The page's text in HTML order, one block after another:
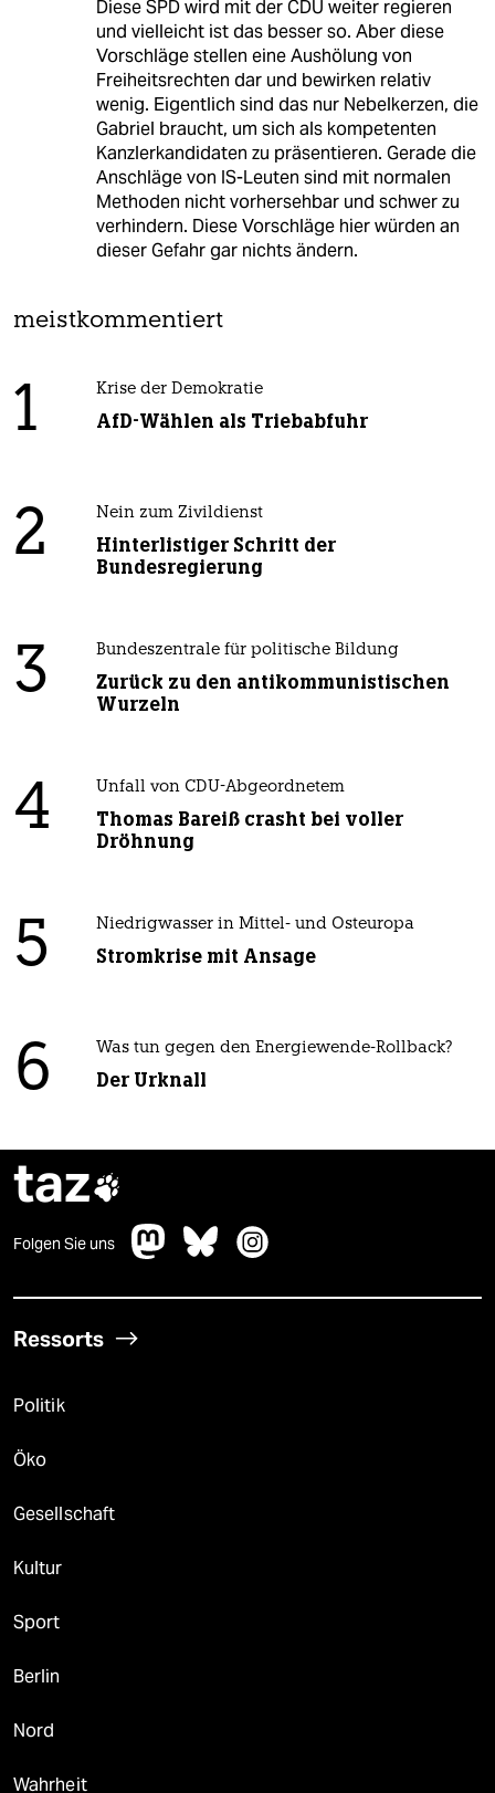
Diese SPD wird mit der CDU weiter regieren
und vielleicht ist das besser so. Aber diese
Vorschläge stellen eine Aushölung von
Freiheitsrechten dar und bewirken relativ
wenig. Eigentlich sind das nur Nebelkerzen, die
Gabriel braucht, um sich als kompetenten
Kanzlerkandidaten zu präsentieren. Gerade die
Anschläge von IS-Leuten sind mit normalen
Methoden nicht vorhersehbar und schwer zu
verhindern. Diese Vorschläge hier würden an
dieser Gefahr gar nichts ändern.
meistkommentiert
1 Krise der Demokratie
AfD-Wählen als Triebabfuhr
2 Nein zum Zivildienst
Hinterlistiger Schritt der
Bundesregierung
3 Bundeszentrale für politische Bildung
Zurück zu den antikommunistischen
Wurzeln
4 Unfall von CDU-Abgeordnetem
Thomas Bareiß crasht bei voller
Dröhnung
5 Niedrigwasser in Mittel- und Osteuropa
Stromkrise mit Ansage
6 Was tun gegen den Energiewende-Rollback?
Der Urknall
taz
Folgen Sie uns
Ressorts
Politik
Öko
Gesellschaft
Kultur
Sport
Berlin
Nord
Wahrheit